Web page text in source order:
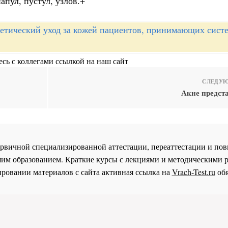
уход за кожей пациентов, принимающих
с коллегами ссылкой на наш сайт
Акне
специализированной аттестации, переаттестации и
образованием. Краткие курсы с лекциями и методическими
материалов с сайта активная ссылка наVrach-Test.ru